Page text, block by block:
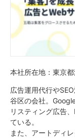
本社所在地：東京
広告運用代行や
谷区の会社。
リスティング広告
ている。
また、アートディ